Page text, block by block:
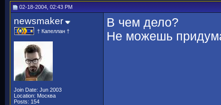
02-18-2004, 02:43 PM
newsmaker
† Капеллан †
Join Date: Jun 2003
Location: Москва
Posts: 154
В чем дело?
Не можешь